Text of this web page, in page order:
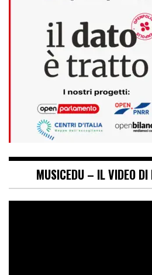
MUSICEDU – IL VIDEO DI